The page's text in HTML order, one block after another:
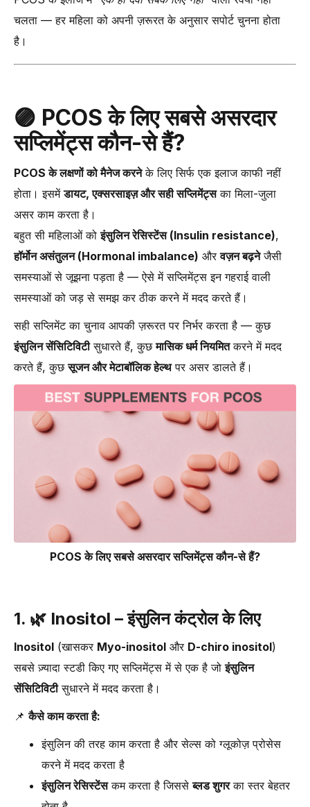
चलता — हर महिला को अपनी ज़रूरत के अनुसार सपोर्ट चुनना होता
है।
🟣 PCOS के लिए सबसे असरदार
सप्लिमेंट्स कौन-से हैं?
PCOS के लक्षणों को मैनेज करनेके लिए सिर्फ एक इलाज काफी नहीं
होता। इसमेंडायट, एक्सरसाइज़ और सही सप्लिमेंट्सका मिला-जुला
असर काम करता है।
बहुत सी महिलाओं कोइंसुलिन रेसिस्टेंस (Insulin resistance),
हॉर्मोन असंतुलन (Hormonal imbalance) औरवज़न बढ़नेजैसी
समस्याओं से जूझना पड़ता है — ऐसे में सप्लिमेंट्स इन गहराई वाली
समस्याओं को जड़ से समझ कर ठीक करने में मदद करते हैं।
सही सप्लिमेंट का चुनाव आपकी ज़रूरत पर निर्भर करता है — कुछ
इंसुलिन सेंसिटिविटीसुधारते हैं, कुछमासिक धर्म नियमितकरने में मदद
करते हैं, कुछसूजन और मेटाबॉलिक हेल्थपर असर डालते हैं।
PCOS के लिए सबसे असरदार सप्लिमेंट्स कौन-से हैं?
1. 🌿 Inositol – इंसुलिन कंट्रोल के लिए
Inositol (खासकर Myo-inositol और D-chiro inositol)
सबसे ज़्यादा स्टडी किए गए सप्लिमेंट्स में से एक है जोइंसुलिन
सेंसिटिविटीसुधारने में मदद करता है।
📌कैसे काम करता है:
इंसुलिन की तरह काम करता है और सेल्स को ग्लूकोज़ प्रोसेस
करने में मदद करता है
इंसुलिन रेसिस्टेंसकम करता है जिससेब्लड शुगरका स्तर बेहतर